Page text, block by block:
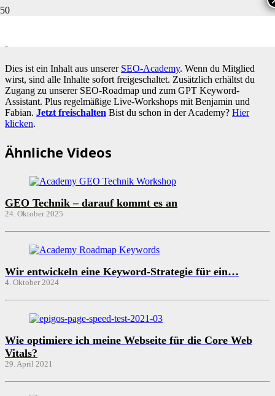
Dies ist ein Inhalt aus unserer SEO-Academy. Wenn du Mitglied
wirst, sind alle Inhalte sofort freigeschaltet. Zusätzlich erhältst du
Zugang zu unserer SEO-Roadmap und zum GPT Keyword-
Assistant. Plus regelmäßige Live-Workshops mit Benjamin und
Fabian. Jetzt freischalten Bist du schon in der Academy? Hier
klicken.
Ähnliche Videos
GEO Technik – darauf kommt es an
24. Oktober 2025
Wir entwickeln eine Keyword-Strategie für ein…
4. Oktober 2024
Wie optimiere ich meine Webseite für die Core Web
Vitals?
29. April 2021